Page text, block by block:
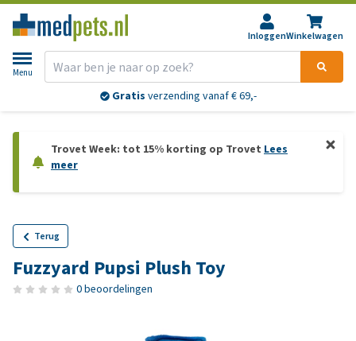
InloggenWinkelwagen
Menu
Retourneren?30 dagenbedenktijd
Trovet Week: tot 15% korting op Trovet Lees
meer
Terug
Fuzzyard Pupsi Plush Toy
0 beoordelingen